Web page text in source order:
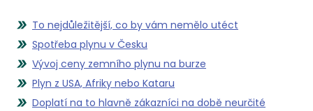
To nejdůležitější, co by vám nemělo utéct
Spotřeba plynu v Česku
Vývoj ceny zemního plynu na burze
Plyn z USA, Afriky nebo Kataru
Doplatí na to hlavně zákazníci na době neurčité